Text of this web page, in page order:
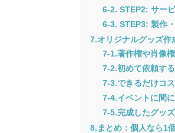
6-2. STEP2: サー
6-3. STEP3: 製作
7.オリジナルグッズ作
7-1.著作権や肖像
7-2.初めて依頼す
7-3.できるだけコ
7-4.イベントに間
7-5.完成したグッ
8.まとめ：個人なら1